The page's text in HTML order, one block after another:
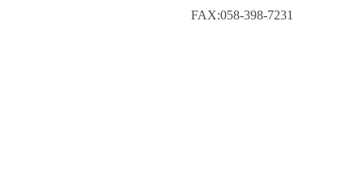
FAX:058-398-7231